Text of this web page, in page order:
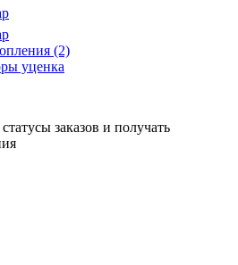
(2)
уценка
заказов и получать